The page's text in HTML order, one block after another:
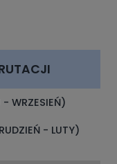
WRZESIEŃ)
- LUTY)